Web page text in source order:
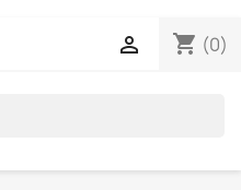
shopping_cart (0)
